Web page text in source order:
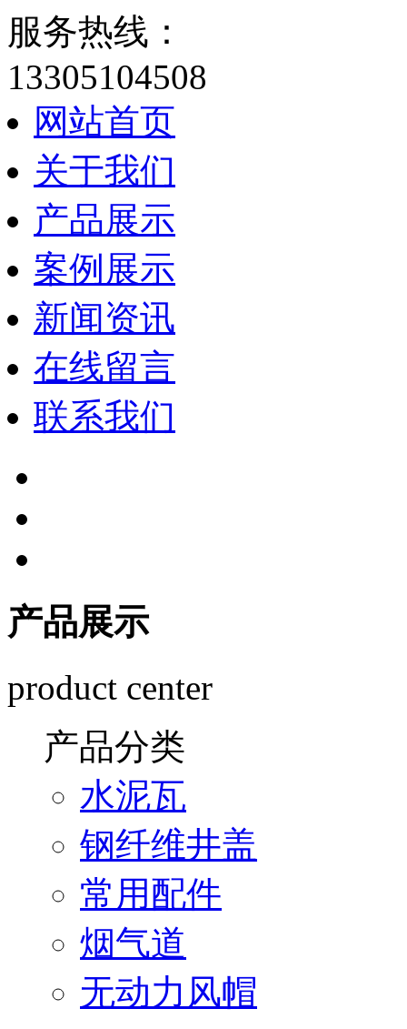
服务热线：
13305104508
网站首页
关于我们
产品展示
案例展示
新闻资讯
在线留言
联系我们
产品展示
product center
产品分类
水泥瓦
钢纤维井盖
常用配件
烟气道
无动力风帽